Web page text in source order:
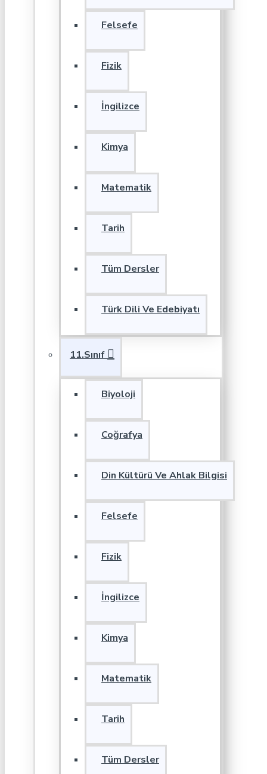
Felsefe
Fizik
İngilizce
Kimya
Matematik
Tarih
Tüm Dersler
Türk Dili Ve Edebiyatı
11.Sınıf
Biyoloji
Coğrafya
Din Kültürü Ve Ahlak Bilgisi
Felsefe
Fizik
İngilizce
Kimya
Matematik
Tarih
Tüm Dersler